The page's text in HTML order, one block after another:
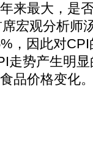
最大，是
宏观分析师
，因此对
走势产生明
品价格变化